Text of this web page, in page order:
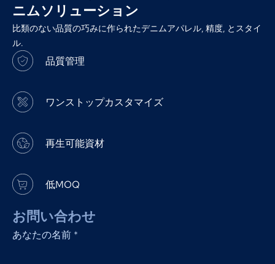
ニムソリューション
比類のない品質の巧みに作られたデニムアパレル, 精度, とスタイ
ル.
品質管理
ワンストップカスタマイズ
再生可能資材
低MOQ
お問い合わせ
あなたの名前 *